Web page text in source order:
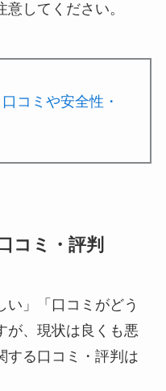
してください。
コミや安全性・
コミ・評判
い」「口コミがどう
が、現状は良くも悪
する口コミ・評判は